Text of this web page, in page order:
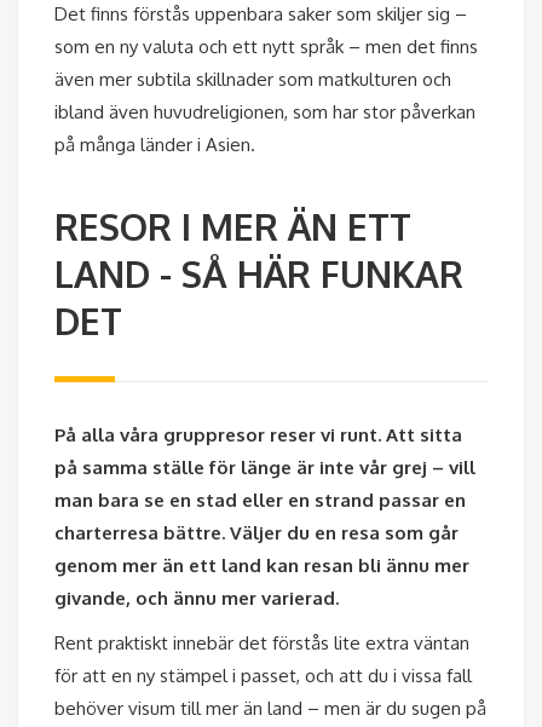
Det finns förstås uppenbara saker som skiljer sig –
som en ny valuta och ett nytt språk – men det finns
även mer subtila skillnader som matkulturen och
ibland även huvudreligionen, som har stor påverkan
på många länder i Asien.
RESOR I MER ÄN ETT
LAND - SÅ HÄR FUNKAR
DET
På alla våra gruppresor reser vi runt. Att sitta
på samma ställe för länge är inte vår grej – vill
man bara se en stad eller en strand passar en
charterresa bättre. Väljer du en resa som går
genom mer än ett land kan resan bli ännu mer
givande, och ännu mer varierad.
Rent praktiskt innebär det förstås lite extra väntan
för att en ny stämpel i passet, och att du i vissa fall
behöver visum till mer än land – men är du sugen på